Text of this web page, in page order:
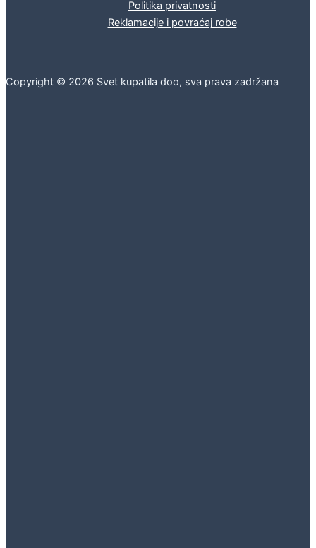
Politika privatnosti
Reklamacije i povraćaj robe
Copyright © 2026 Svet kupatila doo, sva prava zadržana